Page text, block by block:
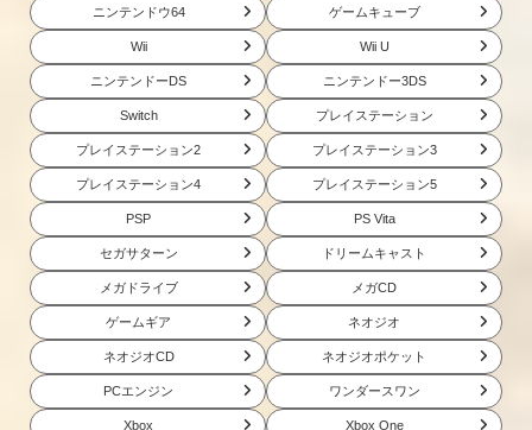
買取価格
858
買取価格
840
買取価格
830
DEAD OR ALIVE
5 PLUS コレク
ターズエディシ
買取価格
821
ドラマティカル
マーダー リコー
ド
買取価格
810
あやかしごはん
～おおもりっ!～
初回限定版
買取価格
810
ト大戦X プレミ
アムアニメソン
ワガママハイス
ペック 限定版
IA/VT COLORFU
LクリスタルBOX
ニンテンドウ64 ゲームキューブ
Wii Wii U
ニンテンドーDS ニンテンドー3DS
Switch プレイステーション
プレイステーション2 プレイステーション3
プレイステーション4 プレイステーション5
PSP PS Vita
セガサターン ドリームキャスト
メガドライブ メガCD
ゲームギア ネオジオ
ネオジオCD ネオジオポケット
PCエンジン ワンダースワン
Xbox Xbox One